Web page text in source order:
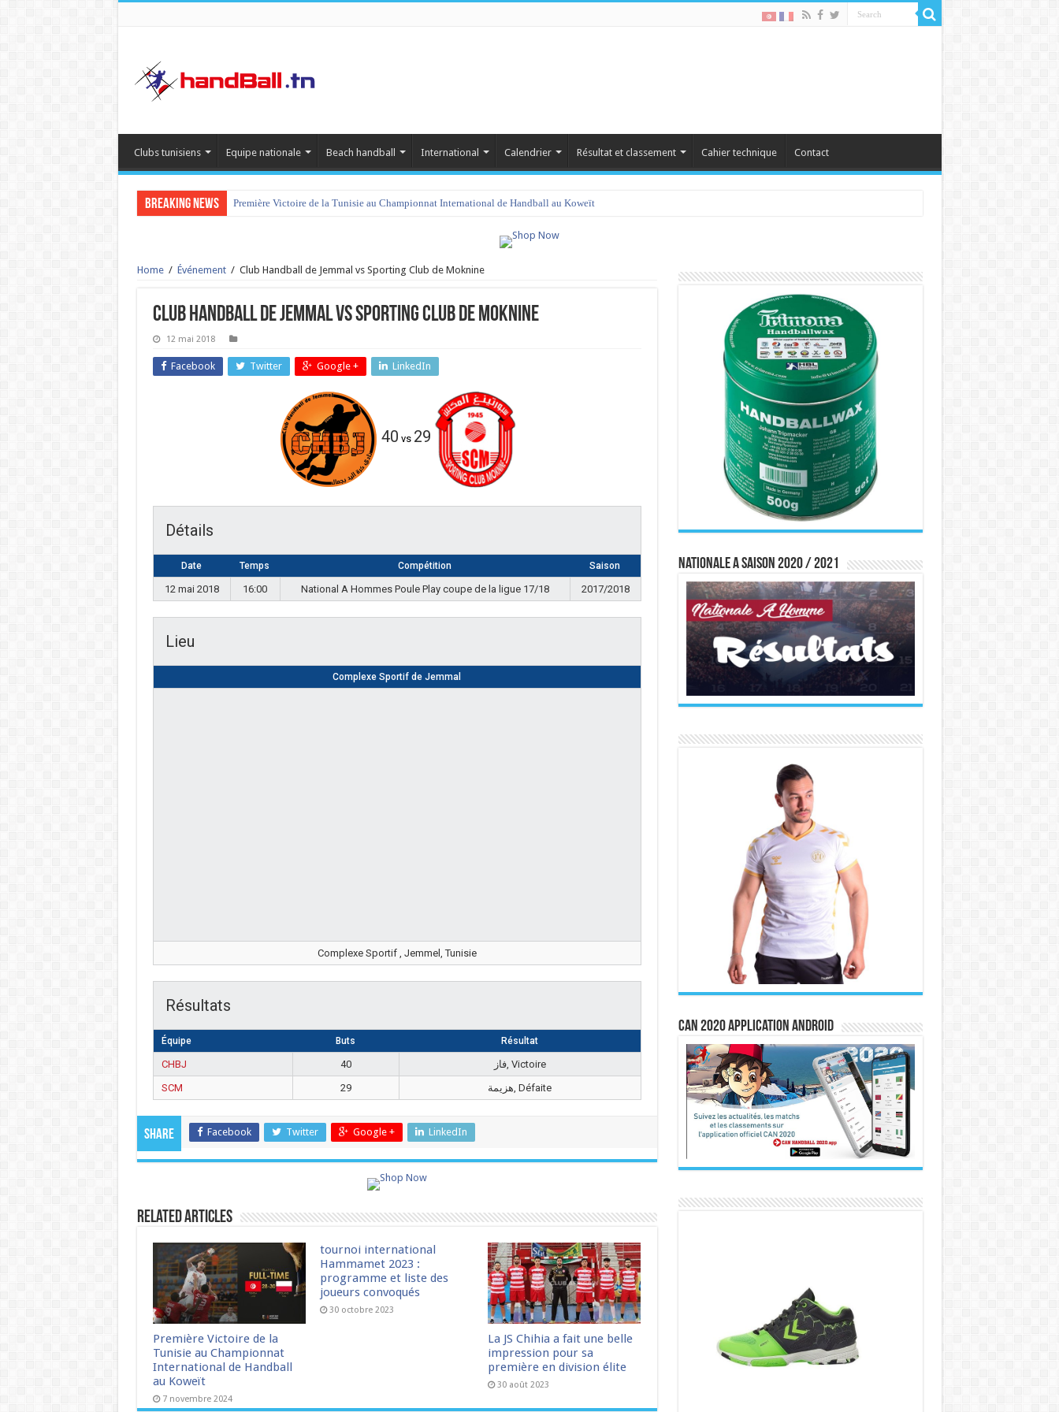
Clubs tunisiens Equipe nationale Beach handball International Calendrier Résultat et classement Cahier technique Contact
Breaking News Première Victoire de la Tunisie au Championnat International de Handball au Koweït
Home / Événement / Club Handball de Jemmal vs Sporting Club de Moknine
Club Handball de Jemmal vs Sporting Club de Moknine
12 mai 2018
Facebook Twitter Google + LinkedIn
40 vs 29
Détails
Date Temps Compétition Saison
12 mai 2018 16:00 National A Hommes Poule Play coupe de la ligue 17/18 2017/2018
Lieu
Complexe Sportif de Jemmal
Complexe Sportif , Jemmel, Tunisie
Résultats
Équipe Buts Résultat
CHBJ 40
فاز, Victoire
SCM
29 هزيمة, Défaite
Share Facebook Twitter Google + LinkedIn
Related Articles
Première Victoire de la
Tunisie au Championnat
International de Handball
au Koweït
7 novembre 2024
tournoi international
Hammamet 2023 :
programme et liste des
joueurs convoqués
30 octobre 2023
La JS Chihia a fait une belle
impression pour sa
première en division élite
30 août 2023
Nationale A saison 2020 / 2021
CAN 2020 Application Android